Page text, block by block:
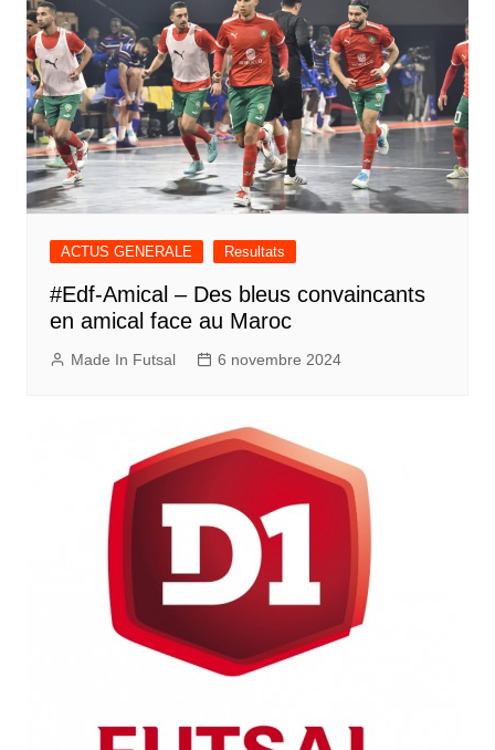
ACTUS GENERALE Resultats
#Edf-Amical – Des bleus convaincants
en amical face au Maroc
Made In Futsal 6 novembre 2024